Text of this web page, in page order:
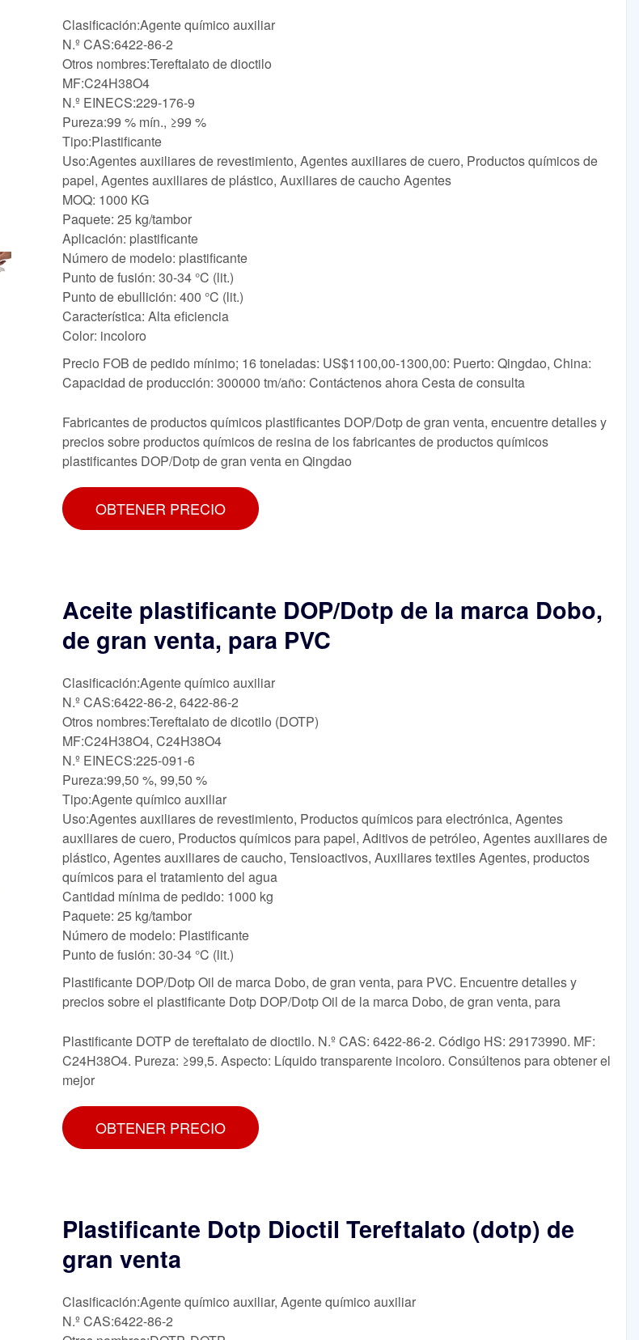
Clasificación:Agente químico auxiliar
N.º CAS:6422-86-2
Otros nombres:Tereftalato de dioctilo
MF:C24H38O4
N.º EINECS:229-176-9
Pureza:99 % mín., ≥99 %
Tipo:Plastificante
Uso:Agentes auxiliares de revestimiento, Agentes auxiliares de cuero, Productos químicos de
papel, Agentes auxiliares de plástico, Auxiliares de caucho Agentes
MOQ: 1000 KG
Paquete: 25 kg/tambor
Aplicación: plastificante
Número de modelo: plastificante
Punto de fusión: 30-34 °C (lit.)
Punto de ebullición: 400 °C (lit.)
Característica: Alta eficiencia
Color: incoloro
Precio FOB de pedido mínimo; 16 toneladas: US$1100,00-1300,00: Puerto: Qingdao, China:
Capacidad de producción: 300000 tm/año: Contáctenos ahora Cesta de consulta
Fabricantes de productos químicos plastificantes DOP/Dotp de gran venta, encuentre detalles y
precios sobre productos químicos de resina de los fabricantes de productos químicos
plastificantes DOP/Dotp de gran venta en Qingdao
OBTENER PRECIO
Aceite plastificante DOP/Dotp de la marca Dobo,
de gran venta, para PVC
Clasificación:Agente químico auxiliar
N.º CAS:6422-86-2, 6422-86-2
Otros nombres:Tereftalato de dicotilo (DOTP)
MF:C24H38O4, C24H38O4
N.º EINECS:225-091-6
Pureza:99,50 %, 99,50 %
Tipo:Agente químico auxiliar
Uso:Agentes auxiliares de revestimiento, Productos químicos para electrónica, Agentes
auxiliares de cuero, Productos químicos para papel, Aditivos de petróleo, Agentes auxiliares de
plástico, Agentes auxiliares de caucho, Tensioactivos, Auxiliares textiles Agentes, productos
químicos para el tratamiento del agua
Cantidad mínima de pedido: 1000 kg
Paquete: 25 kg/tambor
Número de modelo: Plastificante
Punto de fusión: 30-34 °C (lit.)
Plastificante DOP/Dotp Oil de marca Dobo, de gran venta, para PVC. Encuentre detalles y
precios sobre el plastificante Dotp DOP/Dotp Oil de la marca Dobo, de gran venta, para
Plastificante DOTP de tereftalato de dioctilo. N.º CAS: 6422-86-2. Código HS: 29173990. MF:
C24H38O4. Pureza: ≥99,5. Aspecto: Líquido transparente incoloro. Consúltenos para obtener el
mejor
OBTENER PRECIO
Plastificante Dotp Dioctil Tereftalato (dotp) de
gran venta
Clasificación:Agente químico auxiliar, Agente químico auxiliar
N.º CAS:6422-86-2